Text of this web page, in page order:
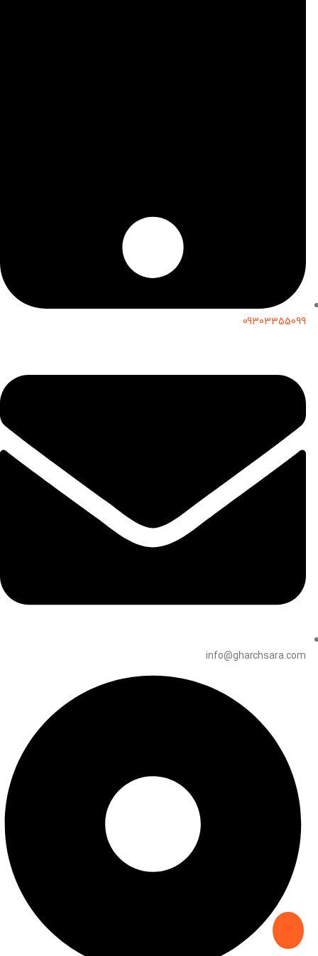
09303355099
info@gharchsara.com